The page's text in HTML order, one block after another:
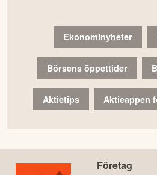
Ekonominyheter
Börsens öppettider
Aktietips Aktieappen
Företag